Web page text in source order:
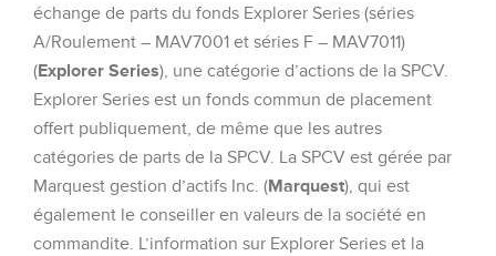
échange de parts du fonds Explorer Series (séries
A/Roulement – MAV7001 et séries F – MAV7011)
(Explorer Series), une catégorie d’actions de la SPCV.
Explorer Series est un fonds commun de placement
offert publiquement, de même que les autres
catégories de parts de la SPCV. La SPCV est gérée par
Marquest gestion d’actifs Inc. (Marquest), qui est
également le conseiller en valeurs de la société en
commandite. L’information sur Explorer Series et la